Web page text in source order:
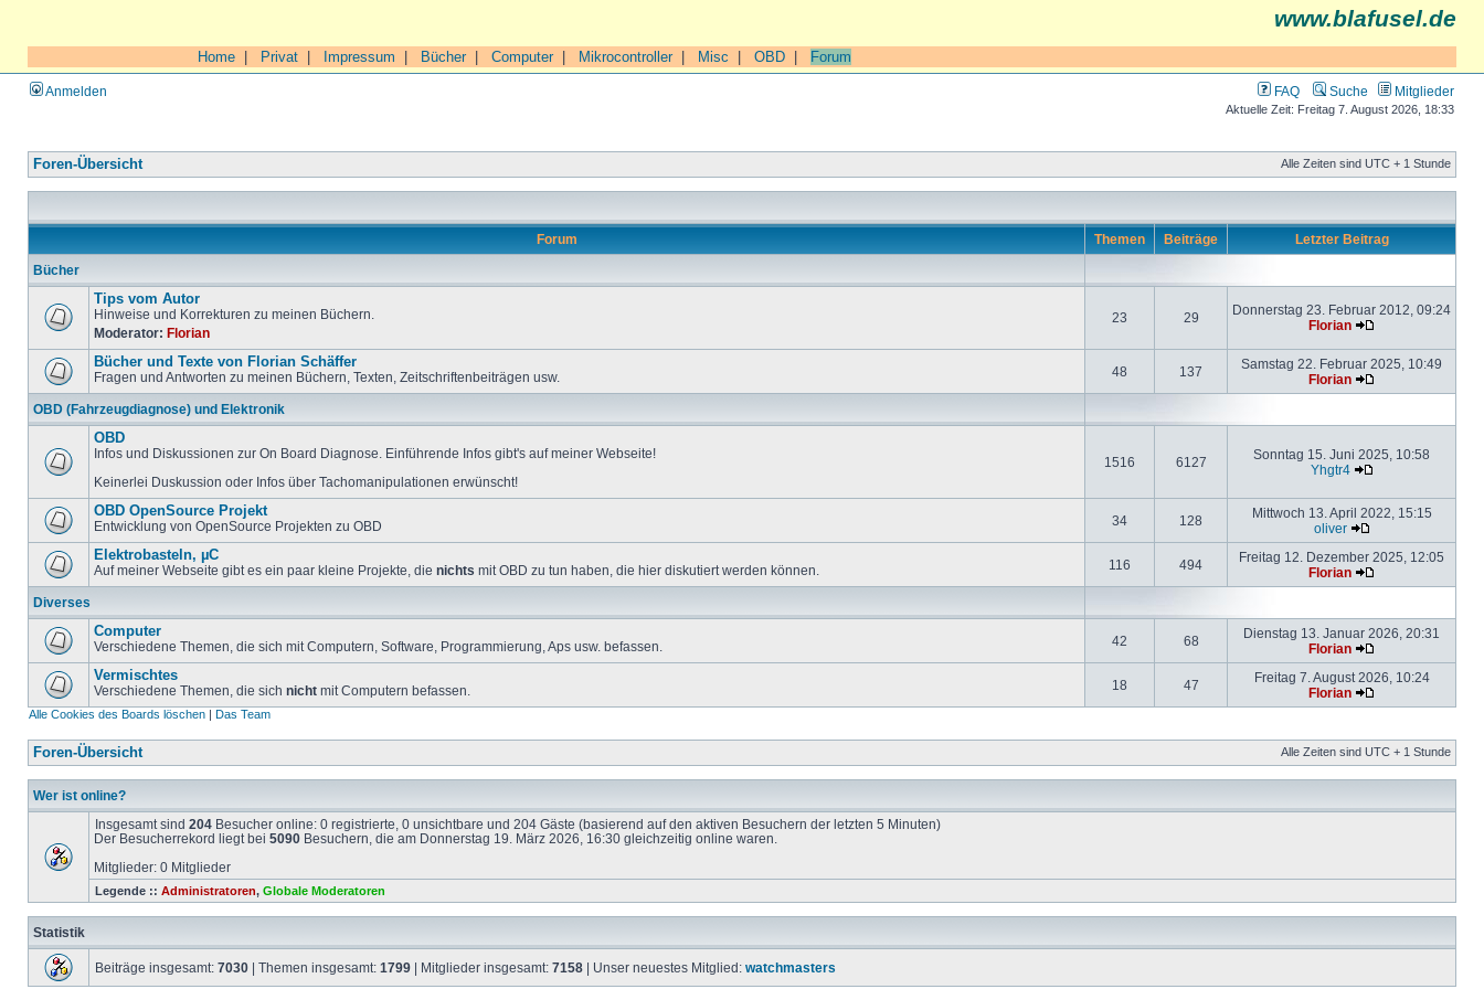
www.blafusel.de
Home Privat Impressum Bücher| Computer| Mikrocontroller| Misc OBD Forum
Anmelden FAQ Suche Mitglieder
Aktuelle Zeit: Freitag 7. August 2026, 18:33
Foren-Übersicht Alle Zeiten sind UTC + 1 Stunde
Forum Themen Beiträge Letzter Beitrag
Bücher
Tips vom Autor
Hinweise und Korrekturen zu meinen Büchern.
Moderator: Florian
23 29
Donnerstag 23. Februar 2012, 09:24
Florian
Bücher und Texte von Florian Schäffer
Fragen und Antworten zu meinen Büchern, Texten, Zeitschriftenbeiträgen usw. 48 137
Samstag 22. Februar 2025, 10:49
Florian
OBD (Fahrzeugdiagnose) und Elektronik
OBD
Infos und Diskussionen zur On Board Diagnose. Einführende Infos gibt's auf meiner Webseite!
Keinerlei Duskussion oder Infos über Tachomanipulationen erwünscht!
1516 6127
Sonntag 15. Juni 2025, 10:58
Yhgtr4
OBD OpenSource Projekt
Entwicklung von OpenSource Projekten zu OBD 34 128
Mittwoch 13. April 2022, 15:15
oliver
Elektrobasteln, µC
Auf meiner Webseite gibt es ein paar kleine Projekte, die nichts mit OBD zu tun haben, die hier diskutiert werden können. 116 494
Freitag 12. Dezember 2025, 12:05
Florian
Diverses
Computer
Verschiedene Themen, die sich mit Computern, Software, Programmierung, Aps usw. befassen. 42 68
Dienstag 13. Januar 2026, 20:31
Florian
Vermischtes
Verschiedene Themen, die sich nicht mit Computern befassen. 18 47
Freitag 7. August 2026, 10:24
Florian
Alle Cookies des Boards löschen | Das Team
Foren-Übersicht Alle Zeiten sind UTC + 1 Stunde
Wer ist online?
Insgesamt sind 204 Besucher online: 0 registrierte, 0 unsichtbare und 204 Gäste (basierend auf den aktiven Besuchern der letzten 5 Minuten)
Der Besucherrekord liegt bei 5090 Besuchern, die am Donnerstag 19. März 2026, 16:30 gleichzeitig online waren.
Mitglieder: 0 Mitglieder
Legende :: Administratoren, Globale Moderatoren
Statistik
Beiträge insgesamt: 7030 | Themen insgesamt: 1799 | Mitglieder insgesamt: 7158 | Unser neuestes Mitglied: watchmasters